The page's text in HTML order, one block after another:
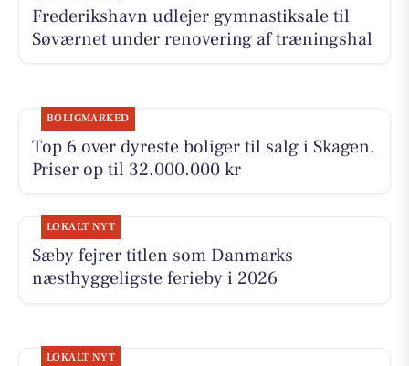
Frederikshavn udlejer gymnastiksale til
Søværnet under renovering af træningshal
BOLIGMARKED
Top 6 over dyreste boliger til salg i Skagen.
Priser op til 32.000.000 kr
LOKALT NYT
Sæby fejrer titlen som Danmarks
næsthyggeligste ferieby i 2026
LOKALT NYT